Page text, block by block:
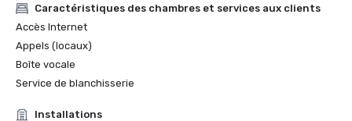
Caractéristiques des chambres et services aux clients
Accès Internet
Appels (locaux)
Boîte vocale
Service de blanchisserie
Installations